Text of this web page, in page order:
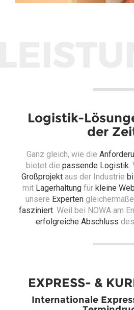
Logistik-
der
Ganz gleich, wie die
bietet die passende Logistik
Großprojekt aus der Industrie
mit Lagerhaltungfür kleine
unsere Experten
fasziniert. Weil bei NOWA am
erfolgreiche Abschluss
EXPRESS- &
Internationale